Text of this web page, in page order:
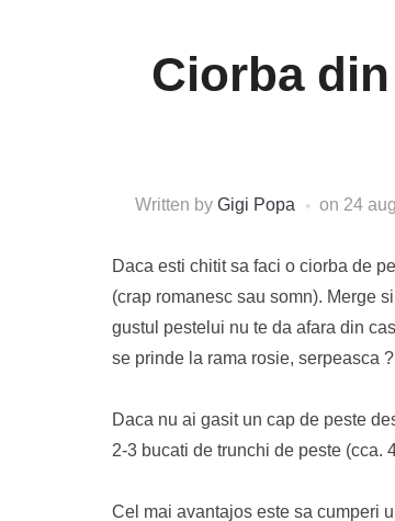
Ciorba
Written by Gigi Popa on 24
Daca esti chitit sa faci o ciorba de
(crap romanesc sau somn). Merge
gustul pestelui nu te da afara din
se prinde la rama rosie, serpeasca
Daca nu ai gasit un cap de peste
2-3 bucati de trunchi de peste (cca.
Cel mai avantajos este sa cumperi